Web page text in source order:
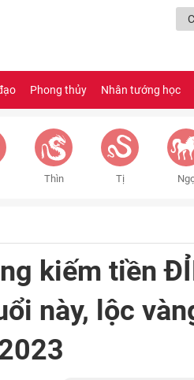
Phong thủy Nhân tướng học
Thìn Tị
kiếm tiền
này, lộc